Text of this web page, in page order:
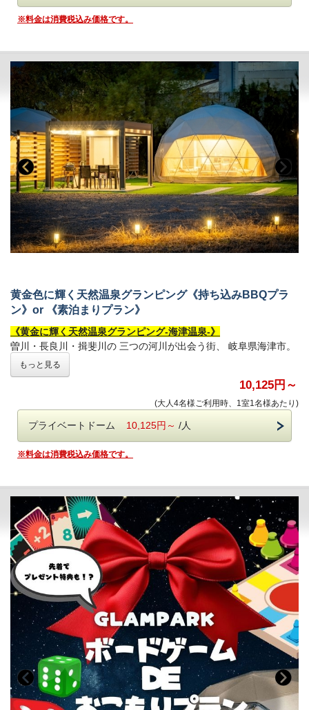
ボードゲームでおこもりプラン✨
●UNO、トランプなど定番ゲームから今話題のあのボードゲームを
●フロントで借りたいボードゲームをおっしゃってください。
(貸出状況によって希望のゲームをお貸しできない場合もございま
すのでご了承ください。)
●ボードゲームは大切に扱い、遊んだあとはフロントに戻していた
だくようお願いいたします。
(故意の紛失、損壊はお客様に請求する場合がございます。)
《黄金に輝く天然温泉グランピング-海津温泉-》
曽川・長良川・揖斐川の 三つの河川が出会う街、 岐阜県海津市。
美しく豊かな自然を背景に、 憩いと安らぎをあたえる空間 「黄金
に輝く天然温泉グランピング-海津温泉-」 が誕生いたしました。
黄金色に輝く天然温泉「金泉」と、 日本百名月に選ばれる美しい
「月」に 癒される至福のひととき。
美しい景観と自然美溢れる 「黄金に輝く天然温泉グランピング-海
津温泉-」を お楽しみください。
【このプランの特徴】
●持ち込みBBQプラン【電気BBQグリルコ付き】
●カトラリーセット付
●お好きな食材で自由なBBQをお楽しみいただけます
◆黄金色に輝く贅沢な湯
※別途大人580円、小人200円を現地にてお支払いください。
※チェックイン当日の利用可能時間：21時30分まで(入館は21時ま
で)となります。
◆1日3組限定、誰にも邪魔されない優雅なひとときを味わう
設備
◆
エアコン、ベッド、冷蔵庫、電子レンジ、電気ケトル、トースタ
ー、ハンガーラック、鏡、コップ
※テレビはございません。
◆アメニティ◆
フェイスタオル、バスタオル、シャンプー、リンス、ボディソー
プ、ハンドソープ、歯ブラシ、髭剃り、スリッパ、くしがござい
ます。
※大人用・子供用浴衣、子供用はチェックイン時、各サイズをお
選びください。
◆アクセス◆
〒503-0628 岐阜県海津市海津町福江560-1
※チェックイン場所はこちらになります
※料金は消費税込み価格です。
黄金色に輝く天然温泉グランピング《持ち込みBBQプラ
ン》or 《素泊まりプラン》
《黄金に輝く天然温泉グランピング-海津温泉-》
曽川・長良川・揖斐川の 三つの河川が出会う街、 岐阜県海津市。
美しく豊かな自然を背景に、 憩いと安らぎをあたえる空間 「
に輝く天然温泉グランピング-海津温泉-
黄金色に輝く天然温泉「金泉」と、 日本百名月に選ばれる美しい
「月」に 癒される至福のひととき。
美しい景観と自然美溢れる 「黄金に輝く天然温泉グランピング-海
津温泉-」を お楽しみください。
〇--------------------------------------〇
●持ち込みBBQプラン【電気BBQグリルコ付き】
●カトラリーセット付
●お好きな食材で自由なBBQをお楽しみいただけます
◆黄金色に輝く贅沢な湯
※別途大人580円、小人200円を現地にてお支払いください。
※全員分をお支払いいただきます。
※チェックイン当日の利用可能時間：21時30分まで(入館は21時ま
で)となります。
◆1日3組限定、誰にも邪魔されない優雅なひとときを味わう
お問合せやよくある質問は公式LINEから追加！⇒ @glampark
※お支払いはWEBでの事前決済のみとなっております。
なお、お振込みでのお支払いもご案内可能でございますので、
ご希望の場合は公式LINEにてご連絡ください。
もっと見る
10,125円～
(大人4名様ご利用時、1室1名様あたり)
プライベートドーム 10,125円～ /人
※料金は消費税込み価格です。